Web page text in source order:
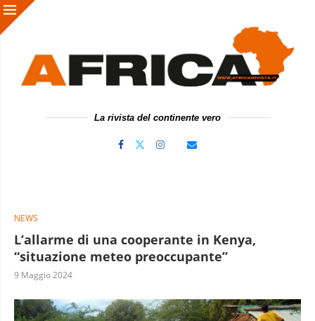
La rivista del continente vero
NEWS
L’allarme di una cooperante in Kenya,
“situazione meteo preoccupante”
9 Maggio 2024